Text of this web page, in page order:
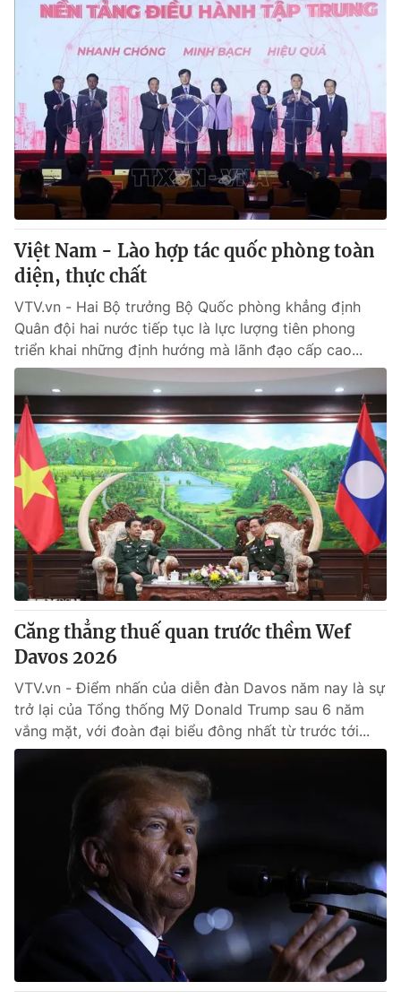
Việt Nam - Lào hợp tác quốc phòng toàn
diện, thực chất
VTV.vn - Hai Bộ trưởng Bộ Quốc phòng khẳng định
Quân đội hai nước tiếp tục là lực lượng tiên phong
triển khai những định hướng mà lãnh đạo cấp cao...
Căng thẳng thuế quan trước thềm Wef
Davos 2026
VTV.vn - Điểm nhấn của diễn đàn Davos năm nay là sự
trở lại của Tổng thống Mỹ Donald Trump sau 6 năm
vắng mặt, với đoàn đại biểu đông nhất từ trước tới...